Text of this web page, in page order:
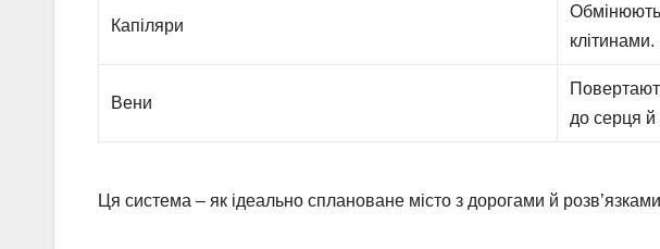
Капіляри
Обмінюють
клітинами.
Вени
до серця й
Ця система – як ідеально сплановане місто з дорогами й